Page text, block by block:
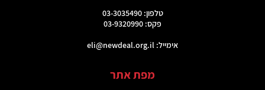
טלפון: 03-3035490
פקס: 03-9320990
אימייל: eli@newdeal.org.il
מפת אתר